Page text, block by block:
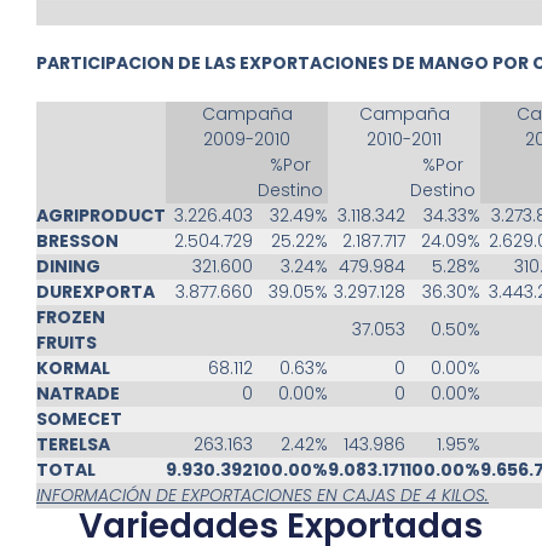
PARTICIPACION DE LAS EXPORTACIONES DE MANGO POR
Campaña
2009-2010
Campaña
2010-2011
%Por
Destino
%Por
Destino
AGRIPRODUCT 3.226.403 32.49% 3.118.342 34.33%
BRESSON
2.504.729 25.22% 2.187.717 24.09%
DINING
321.600 3.24% 479.984 5.28%
DUREXPORTA
3.877.660 39.05% 3.297.128 36.30%
FROZEN
FRUITS
37.053
0.50%
KORMAL
68.112 0.63% 0
0.00%
NATRADE
0 0.00% 0
0.00%
SOMECET
TERELSA
263.163 2.42% 143.986
1.95%
TOTAL
9.930.392100.00%9.083.171100.00%
INFORMACIÓN DE EXPORTACIONES EN CAJAS DE 4 KILOS.
Variedades Exportadas